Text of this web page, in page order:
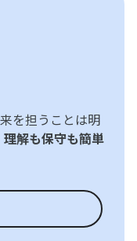
を担うことは明
理解も保守も簡単